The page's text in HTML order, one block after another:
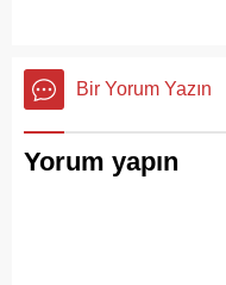
Bir Yorum Yazın
Yorum yapın